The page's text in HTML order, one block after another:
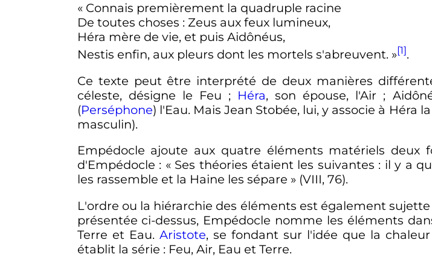
« Connais premièrement la quadruple racine
De toutes choses : Zeus aux feux lumineux,
Héra mère de vie, et puis Aidônéus,
Nestis enfin, aux pleurs dont les mortels s'abreuvent. »[1].
Ce texte peut être interprété de deux manières
céleste, désigne le Feu ; Héra, son épouse, l'Air ;
(Perséphone) l'Eau. Mais Jean Stobée, lui, y associe à
masculin).
Empédocle ajoute aux quatre éléments matériels deux
d'Empédocle : « Ses théories étaient les suivantes : il y a
les rassemble et la Haine les sépare »(VIII, 76).
L'ordre ou la hiérarchie des éléments est également
présentée ci-dessus, Empédocle nomme les éléments
Terre et Eau. Aristote, se fondant sur l'idée que la
établit la série : Feu, Air, Eau et Terre.